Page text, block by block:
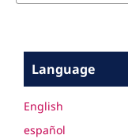
Language
English
español